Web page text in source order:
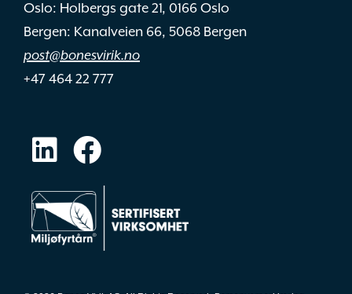
Oslo: Holbergs gate 21, 0166 Oslo
Bergen: Kanalveien 66, 5068 Bergen
post@bonesvirik.no
+47 464 22 777